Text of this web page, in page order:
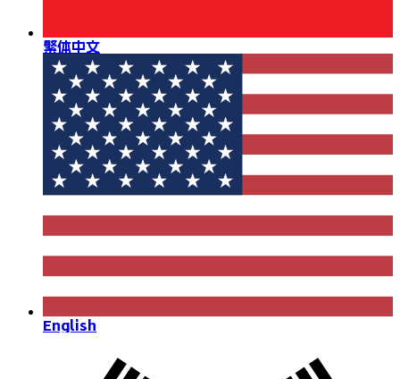
繁体中文
English